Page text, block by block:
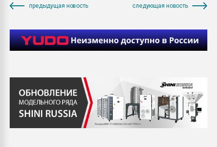
предыдущая новость следующая новость